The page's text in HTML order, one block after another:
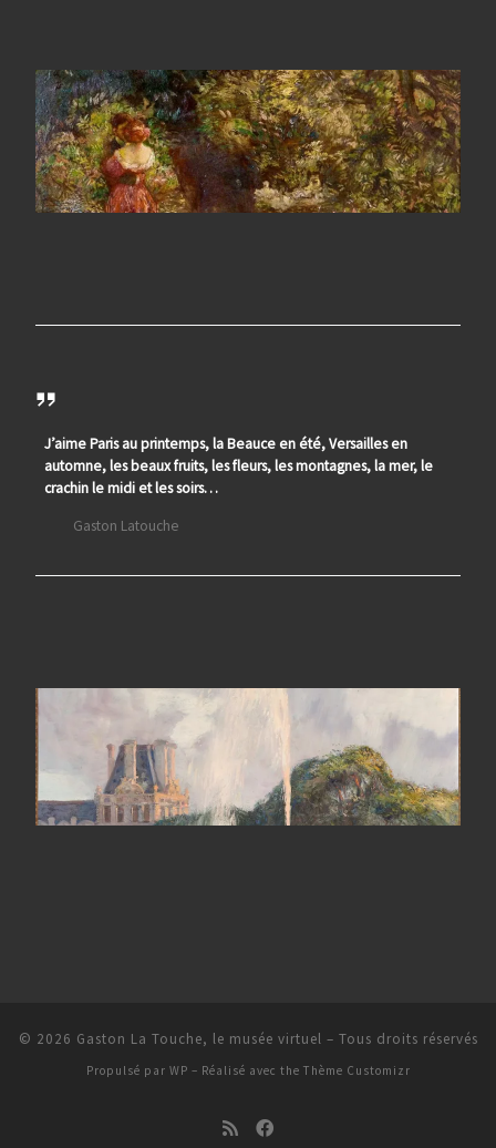
J’aime Paris au printemps, la Beauce en été, Versailles en
automne, les beaux fruits, les fleurs, les montagnes, la mer, le
crachin le midi et les soirs…
Gaston Latouche
© 2026 Gaston La Touche, le musée virtuel – Tous droits réservés
Propulsé par WP – Réalisé avec the Thème Customizr